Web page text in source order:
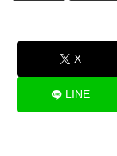
X
LINE